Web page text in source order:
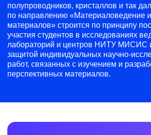
полупроводников, кристаллов и так
по направлению «Материаловедение и
материалов» строится по принципу
участия студентов в исследованиях
лабораторий и центров НИТУ МИСИС и
защитой индивидуальных научно-
работ, связанных с изучением и
перспективных материалов.